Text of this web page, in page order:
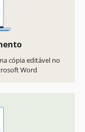
cópia editável no
Word